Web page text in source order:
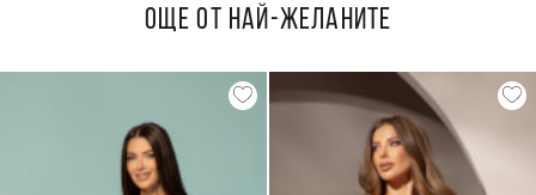
ОЩЕ ОТ НАЙ-ЖЕЛАНИТЕ